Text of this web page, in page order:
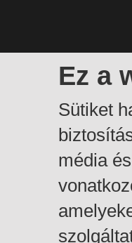
Ez a
Sütiket
média